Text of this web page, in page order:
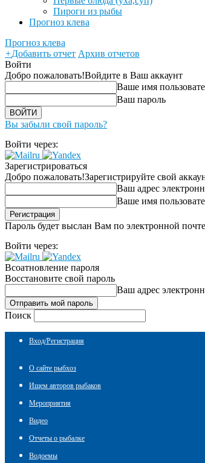
Пироги из рыбы
Прогноз клева
Прогноз клева
+Добавить отчет Архив отчетов
Войти
Добро пожаловать!Войдите в Ваш аккаунт
Ваше имя
Ваш пароль
Вы забыли свой пароль?
Войти через:
Зарегистрироваться
Добро пожаловать!Зарегистрируйте свой
Ваш адрес
Ваше имя
Пароль будет выслан Вам по электронной
Войти через:
Всоатновление пароля
Восстановите свой пароль
Ваш адрес
Поиск
Вход/Регистрация
О сайте рыбхоз
Ищем авторов рыбаков
Мероприятия
Видео
Отчеты о рыбалке
Водоемы